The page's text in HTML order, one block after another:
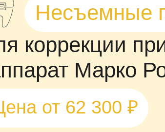
Несъемные
коррекции
Марко
от 62 300 ₽